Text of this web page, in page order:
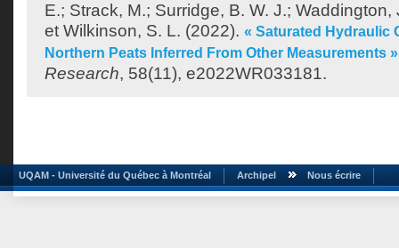
E.; Strack, M.; Surridge, B. W. J.; Waddington,
et Wilkinson, S. L. (2022). « Saturated Hydraulic
Northern Peats Inferred From Other Measurements »
Research, 58(11), e2022WR033181.
UQAM - Université du Québec à Montréal Archipel Nous écrire